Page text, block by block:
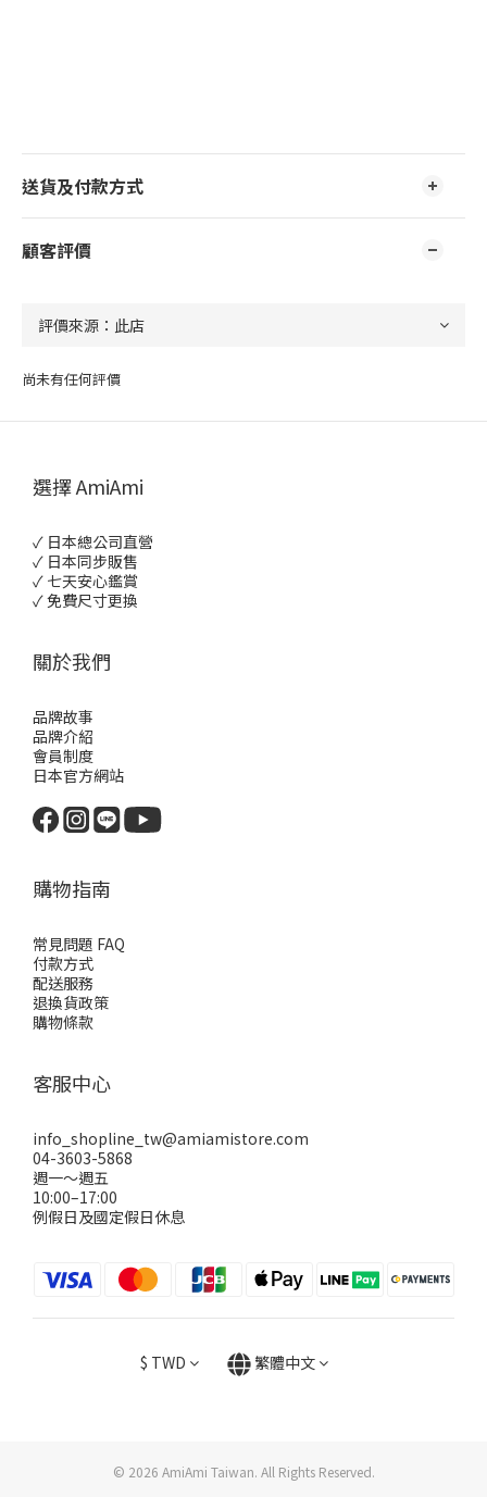
送貨及付款方式
顧客評價
尚未有任何評價
選擇 AmiAmi
✓ 日本總公司直營
✓ 日本同步販售
✓ 七天安心鑑賞
✓ 免費尺寸更換
關於我們
品牌故事
品牌介紹
會員制度
日本官方網站
購物指南
常見問題 FAQ
付款方式
配送服務
退換貨政策
購物條款
客服中心
info_shopline_tw@amiamistore.com
04-3603-5868
週一～週五
10:00–17:00
例假日及國定假日休息
$ TWD 繁體中文
© 2026 AmiAmi Taiwan. All Rights Reserved.